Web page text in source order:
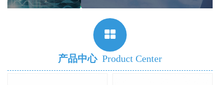
产品中心 Product Center